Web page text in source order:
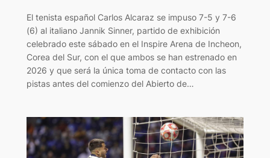
El tenista español Carlos Alcaraz se impuso 7-5 y 7-6
(6) al italiano Jannik Sinner, partido de exhibición
celebrado este sábado en el Inspire Arena de Incheon,
Corea del Sur, con el que ambos se han estrenado en
2026 y que será la única toma de contacto con las
pistas antes del comienzo del Abierto de…